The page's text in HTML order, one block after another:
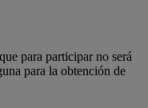
para participar no será
para la obtención de